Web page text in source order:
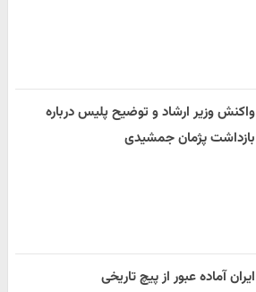
واکنش وزیر ارشاد و توضیح پلیس درباره
بازداشت پژمان جمشیدی
ایران آماده عبور از پیچ تاریخی